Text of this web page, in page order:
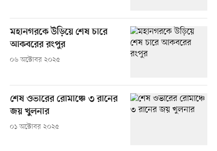
মহানগরকে উড়িয়ে শেষ চারে
আকবরের রংপুর
০৬ অক্টোবর ২০২৫
শেষ ওভারের রোমাঞ্চে ৩ রানের
জয় খুলনার
০১ অক্টোবর ২০২৫